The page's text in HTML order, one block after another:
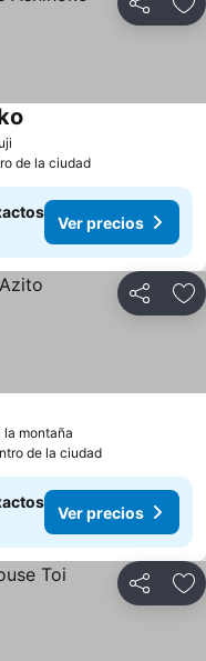
Compartir
de la ciudad
Ver precios
Compartir
montaña
de la ciudad
Ver precios
Compartir